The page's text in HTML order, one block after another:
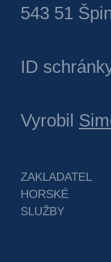
543 51
ID
Vyrobil
ZAKLADATEL
HORSKÉ
SLUŽBY